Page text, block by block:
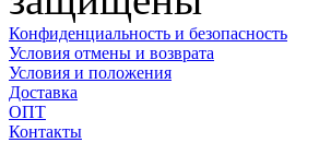
Конфиденциальность и безопасность
Условия отмены и возврата
Условия и положения
Доставка
ОПТ
Контакты